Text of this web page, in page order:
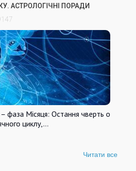
АСТРОЛОГІЧНІ ПОРАДИ
фаза Місяця: Остання чверть о
циклу,…
Читати все